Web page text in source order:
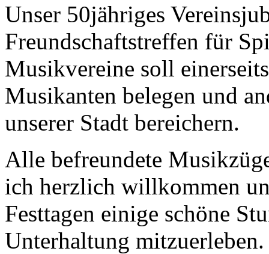
Unser 50jähriges
Freundschaftstreffen für
Musikvereine soll
Musikanten belegen und
unserer Stadt bereichern.
Alle befreundete
ich herzlich willkommen
Festtagen einige schöne
Unterhaltung mitzuerleben.